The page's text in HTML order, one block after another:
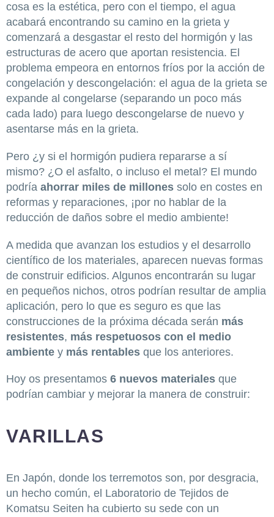
cosa es la estética, pero con el tiempo, el agua
acabará encontrando su camino en la grieta y
comenzará a desgastar el resto del hormigón y las
estructuras de acero que aportan resistencia. El
problema empeora en entornos fríos por la acción de
congelación y descongelación: el agua de la grieta se
expande al congelarse (separando un poco más
cada lado) para luego descongelarse de nuevo y
asentarse más en la grieta.
Pero ¿y si el hormigón pudiera repararse a sí
mismo? ¿O el asfalto, o incluso el metal? El mundo
podría ahorrar miles de millones solo en costes en
reformas y reparaciones, ¡por no hablar de la
reducción de daños sobre el medio ambiente!
A medida que avanzan los estudios y el desarrollo
científico de los materiales, aparecen nuevas formas
de construir edificios. Algunos encontrarán su lugar
en pequeños nichos, otros podrían resultar de amplia
aplicación, pero lo que es seguro es que las
construcciones de la próxima década serán más
resistentes, más respetuosos con el medio
ambiente y más rentables que los anteriores.
Hoy os presentamos 6 nuevos materiales que
podrían cambiar y mejorar la manera de construir:
VARILLAS
En Japón, donde los terremotos son, por desgracia,
un hecho común, el Laboratorio de Tejidos de
Komatsu Seiten ha cubierto su sede con un